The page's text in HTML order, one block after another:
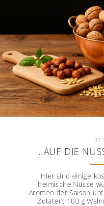
..AUF DIE
Hier sind einige
heimische Nüsse
Aromen der Saison
Zutaten: 100 g